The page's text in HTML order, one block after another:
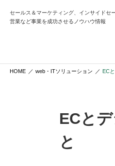
セールス＆マーケティング、インサイドセー
営業など事業を成功させるノウハウ情報
HOME web・ITソリューション EC
ECと
と